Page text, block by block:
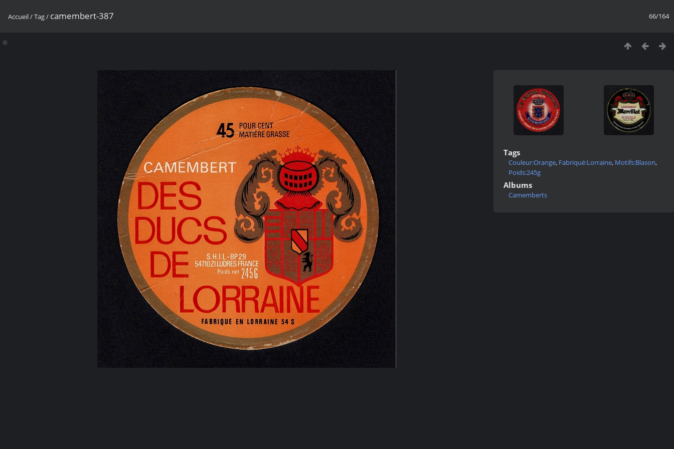
66/164
Accueil/Tag/ camembert-387
Tags
Couleur:Orange, Fabriqué:Lorraine, Motifs:Blason,
Poids:245g
Albums
Camemberts